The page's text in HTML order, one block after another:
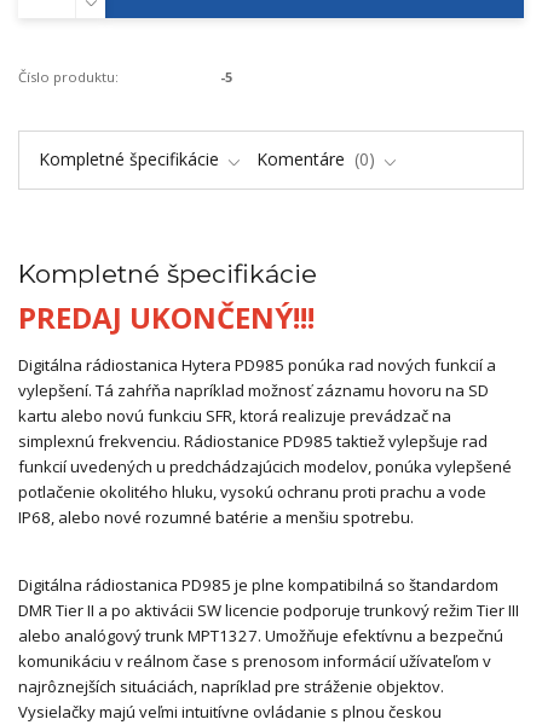
Číslo produktu: -5
Kompletné špecifikácie Komentáre 0
Kompletné špecifikácie
PREDAJ UKONČENÝ!!!
Digitálna rádiostanica Hytera PD985 ponúka rad nových funkcií a
vylepšení. Tá zahŕňa napríklad možnosť záznamu hovoru na SD
kartu alebo novú funkciu SFR, ktorá realizuje prevádzač na
simplexnú frekvenciu. Rádiostanice PD985 taktiež vylepšuje rad
funkcií uvedených u predchádzajúcich modelov, ponúka vylepšené
potlačenie okolitého hluku, vysokú ochranu proti prachu a vode
IP68, alebo nové rozumné batérie a menšiu spotrebu.
Digitálna rádiostanica PD985 je plne kompatibilná so štandardom
DMR Tier II a po aktivácii SW licencie podporuje trunkový režim Tier III
alebo analógový trunk MPT1327. Umožňuje efektívnu a bezpečnú
komunikáciu v reálnom čase s prenosom informácií užívateľom v
najrôznejších situáciách, napríklad pre stráženie objektov.
Vysielačky majú veľmi intuitívne ovládanie s plnou českou